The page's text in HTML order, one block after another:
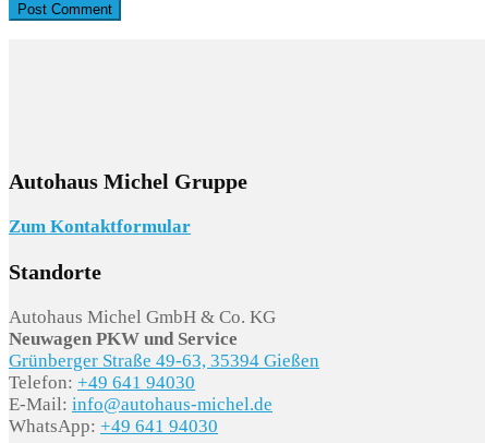
Autohaus Michel Gruppe
Zum Kontaktformular
Standorte
Autohaus Michel GmbH & Co. KG
Neuwagen PKW und Service
Grünberger Straße 49-63, 35394 Gießen
Telefon: +49 641 94030
E-Mail: info@autohaus-michel.de
WhatsApp: +49 641 94030